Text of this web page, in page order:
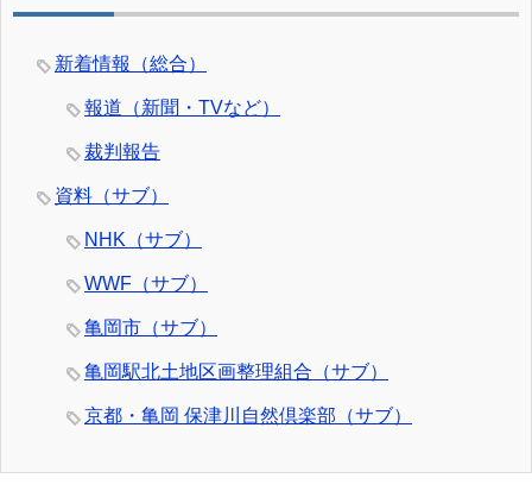
新着情報（総合）
報道（新聞・TVなど）
裁判報告
資料（サブ）
NHK（サブ）
WWF（サブ）
亀岡市（サブ）
亀岡駅北土地区画整理組合（サブ）
京都・亀岡 保津川自然倶楽部（サブ）